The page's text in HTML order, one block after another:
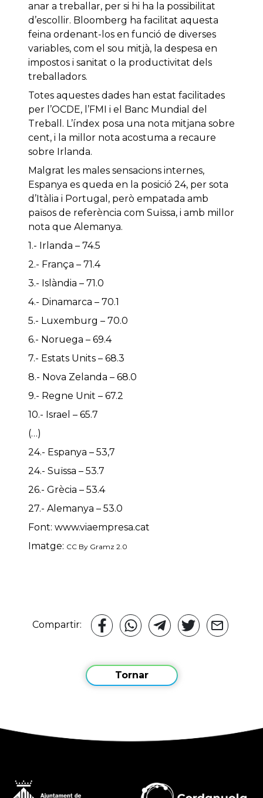
anar a treballar, per si hi ha la possibilitat
d’escollir. Bloomberg ha facilitat aquesta
feina ordenant-los en funció de diverses
variables, com el sou mitjà, la despesa en
impostos i sanitat o la productivitat dels
treballadors.
Totes aquestes dades han estat facilitades
per l’OCDE, l’FMI i el Banc Mundial del
Treball. L’índex posa una nota mitjana sobre
cent, i la millor nota acostuma a recaure
sobre Irlanda.
Malgrat les males sensacions internes,
Espanya es queda en la posició 24, per sota
d’Itàlia i Portugal, però empatada amb
països de referència com Suïssa, i amb millor
nota que Alemanya.
1.- Irlanda – 74.5
2.- França – 71.4
3.- Islàndia – 71.0
4.- Dinamarca – 70.1
5.- Luxemburg – 70.0
6.- Noruega – 69.4
7.- Estats Units – 68.3
8.- Nova Zelanda – 68.0
9.- Regne Unit – 67.2
10.- Israel – 65.7
(…)
24.- Espanya – 53,7
24.- Suïssa – 53.7
26.- Grècia – 53.4
27.- Alemanya – 53.0
Font: www.viaempresa.cat
Imatge: CC By Gramz 2.0
Compartir:
Tornar